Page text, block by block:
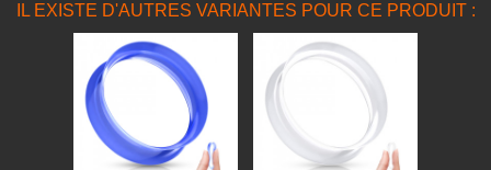
IL EXISTE D'AUTRES VARIANTES POUR CE PRODUIT :